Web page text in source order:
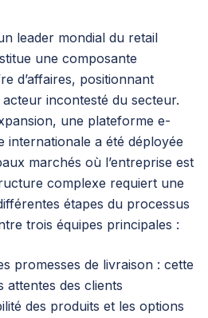
leader mondial du retail
une composante
d’affaires, positionnant
incontesté du secteur.
une plateforme e-
internationale a été déployée
marchés où l’entreprise est
complexe requiert une
étapes du processus
trois équipes principales :
promesses de livraison : cette
attentes des clients
des produits et les options